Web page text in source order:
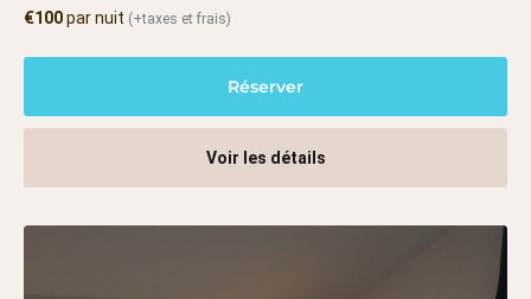
€100par nuit (+taxes et frais)
Réserver
Voir les détails